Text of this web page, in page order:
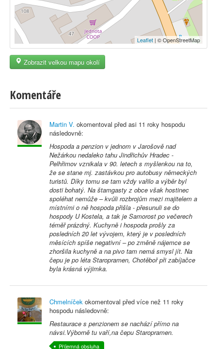
Leaflet | © OpenStreetMap
Zobrazit velkou mapu okolí
Komentáře
Martin V. okomentoval před asi 11 roky hospodu
následovně:
Hospoda a penzion v jednom v Jarošově nad
Nežárkou nedaleko tahu Jindřichův Hradec -
Pelhřimov vznikala v 90. letech s myšlenkou na to,
že se stane mj. zastávkou pro autobusy německých
turistů. Díky tomu se tam vždy vařilo a výběr byl
dosti bohatý. Na štamgasty z obce však hostinec
spoléhat nemůže – kvůli rozbrojům mezi majitelem a
místními o ně hospoda přišla - přesunuli se do
hospody U Kostela, a tak je Samorost po večerech
téměř prázdný. Kuchyně i hospoda prošly za
posledních 20 let vývojem, který je v posledních
měsících spíše negativní – po změně nájemce se
zhoršila kuchyně a na pivo tam nemá smysl jít. Na
čepu je po léta Staropramen, Chotěboř při zabíjačce
byla krásná výjimka.
Chmelníček okomentoval před více než 11 roky
hospodu následovně:
Restaurace s penzionem se nachází přímo na
návsi.Výborně tu vaří,na čepu Staropramen.
Příjemná obsluha